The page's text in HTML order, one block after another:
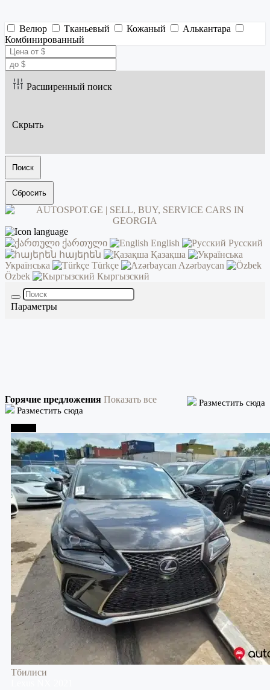
Велюр Тканьевый Кожаный
Алькантара
Комбинированный
Расширенный поиск
Скрыть
Поиск
Сбросить
ქართული English
Русский
հայերեն
Қазақша
Українська
Türkçe
Azərbaycan
Özbek
Кыргызский
Параметры
Горячие предложения Показать все
Разместить сюда
Разместить сюда
Тбилиси